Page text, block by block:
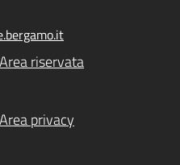
Area riservata
Area privacy